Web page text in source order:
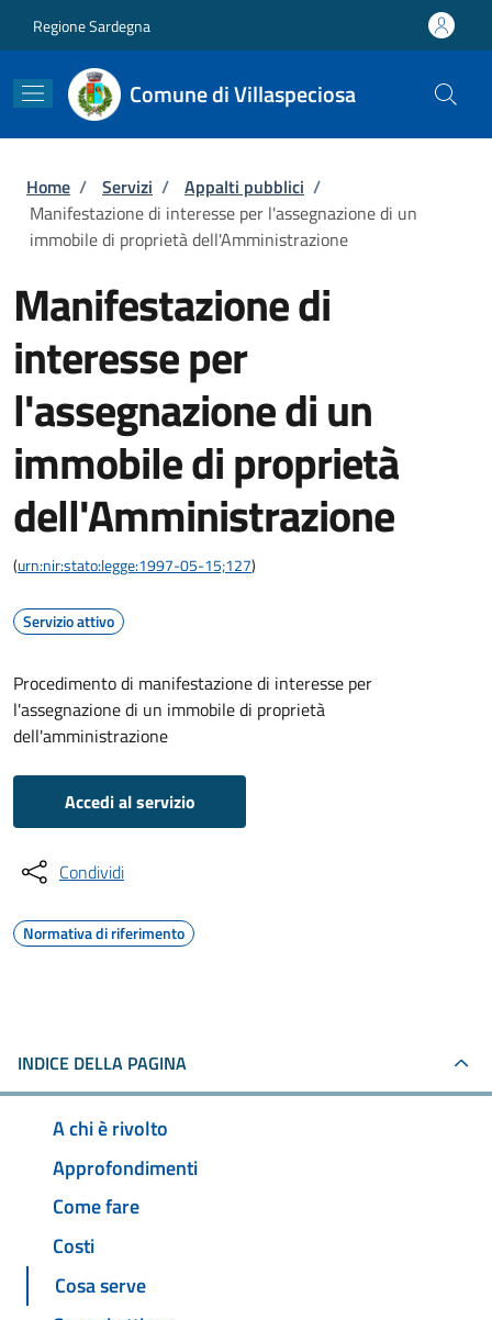
Regione Sardegna
Comune di Villaspeciosa
Briciole di pane
Home / Servizi / Appalti pubblici /
Manifestazione di interesse per l'assegnazione di un
immobile di proprietà dell'Amministrazione
Manifestazione di
interesse per
l'assegnazione di un
immobile di proprietà
dell'Amministrazione
(urn:nir:stato:legge:1997-05-15;127)
Servizio attivo
Procedimento di manifestazione di interesse per
l'assegnazione di un immobile di proprietà
dell'amministrazione
Accedi al servizio
Condividi
Normativa di riferimento
INDICE DELLA PAGINA
A chi è rivolto
Approfondimenti
Come fare
Costi
Cosa serve